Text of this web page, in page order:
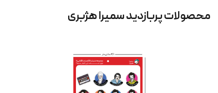
محصولات پربازدید سمیرا هژبری